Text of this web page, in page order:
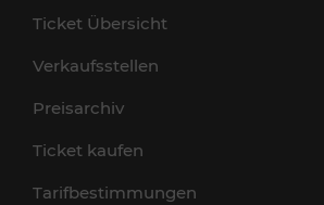
Ticket Übersicht
Verkaufsstellen
Preisarchiv
Ticket kaufen
Tarifbestimmungen